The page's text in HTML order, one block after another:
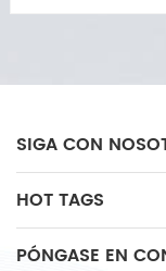
arterial alta,
SIGA CON
HOT TAGS
PÓNGASE EN